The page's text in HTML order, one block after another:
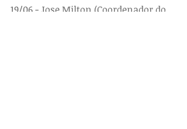
19/06 - Jose Milton (Coordenador do